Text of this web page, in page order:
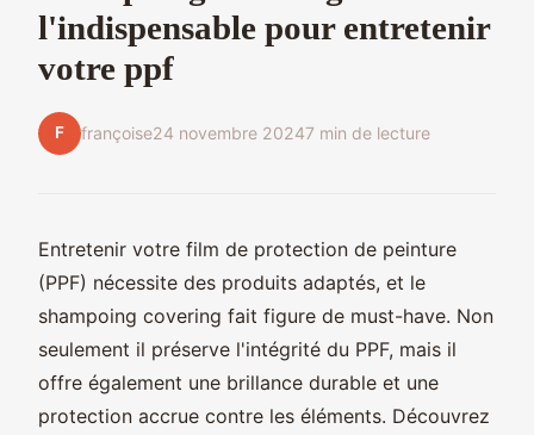
l'indispensable pour entretenir
votre ppf
F françoise24 novembre 20247 min de lecture
Entretenir votre film de protection de peinture
(PPF) nécessite des produits adaptés, et le
shampoing covering fait figure de must-have. Non
seulement il préserve l'intégrité du PPF, mais il
offre également une brillance durable et une
protection accrue contre les éléments. Découvrez